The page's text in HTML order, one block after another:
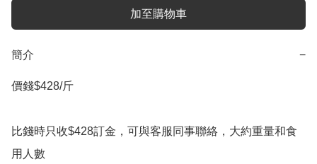
加至購物車
簡介 −
價錢$428/斤
比錢時只收$428訂金，可與客服同事聯絡，大約重量和食
用人數